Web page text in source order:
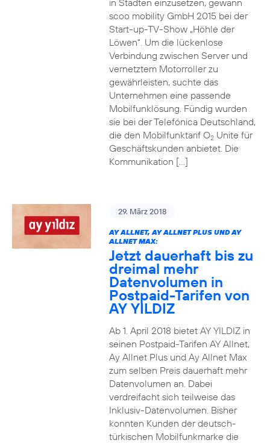
in Städten einzusetzen, gewann
scoo mobility GmbH 2015 bei der
Start-up-TV-Show „Höhle der
Löwen“. Um die lückenlose
Verbindung zwischen Server und
vernetztem Motorroller zu
gewährleisten, suchte das
Unternehmen eine passende
Mobilfunklösung. Fündig wurden
sie bei der Telefónica Deutschland,
die den Mobilfunktarif O2Unite für
Geschäftskunden anbietet. Die
Kommunikation […]
29. März 2018
AY ALLNET, AY ALLNET PLUS UND AY
ALLNET MAX:
Jetzt dauerhaft bis zu
dreimal mehr
Datenvolumen in
Postpaid-Tarifen von
AY YILDIZ
Ab 1. April 2018 bietet AY YILDIZ in
seinen Postpaid-Tarifen AY Allnet,
Ay Allnet Plus und Ay Allnet Max
zum selben Preis dauerhaft mehr
Datenvolumen an. Dabei
verdreifacht sich teilweise das
Inklusiv-Datenvolumen. Bisher
konnten Kunden der deutsch-
türkischen Mobilfunkmarke die